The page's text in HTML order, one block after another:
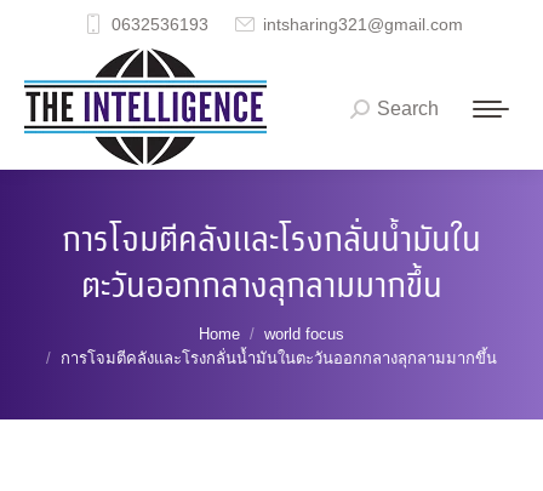
0632536193 intsharing321@gmail.com
Search:
Search
การโจมตีคลังและโรงกลั่นน้ำมันใน
ตะวันออกกลางลุกลามมากขึ้น
Home
world focus
การโจมตีคลังและโรงกลั่นน้ำมันในตะวันออกกลางลุกลามมากขึ้น